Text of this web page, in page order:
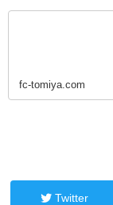
fc-tomiya.com
Twitter